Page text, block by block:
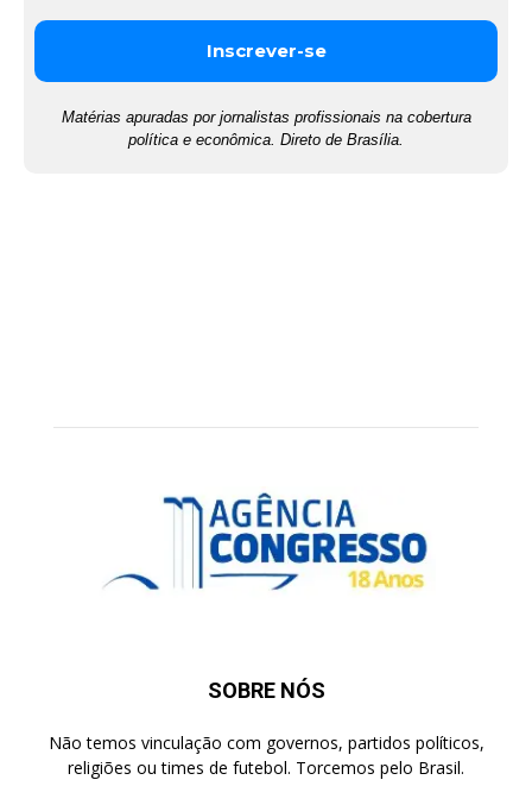
Matérias apuradas por jornalistas profissionais na cobertura
política e econômica. Direto de Brasília.
SOBRE NÓS
Não temos vinculação com governos, partidos políticos,
religiões ou times de futebol. Torcemos pelo Brasil.